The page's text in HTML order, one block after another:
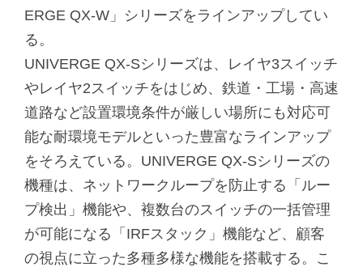
ERGE QX-W」シリーズをラインアップしてい
る。
UNIVERGE QX-Sシリーズは、レイヤ3スイッチ
やレイヤ2スイッチをはじめ、鉄道・工場・高速
道路など設置環境条件が厳しい場所にも対応可
能な耐環境モデルといった豊富なラインアップ
をそろえている。UNIVERGE QX-Sシリーズの
機種は、ネットワークループを防止する「ルー
プ検出」機能や、複数台のスイッチの一括管理
が可能になる「IRFスタック」機能など、顧客
の視点に立った多種多様な機能を搭載する。こ